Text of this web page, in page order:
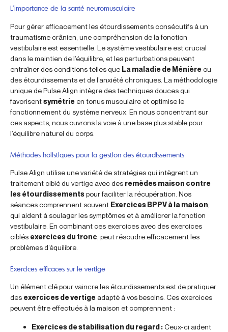
L’importance de la santé neuromusculaire
Pour gérer efficacement les étourdissements consécutifs à un
traumatisme crânien, une compréhension de la fonction
vestibulaire est essentielle. Le système vestibulaire est crucial
dans le maintien de l’équilibre, et les perturbations peuvent
entraîner des conditions telles que La maladie de Ménièreou
des étourdissements et de l’anxiété chroniques. La méthodologie
unique de Pulse Align intègre des techniques douces qui
favorisentsymétrieen tonus musculaire et optimise le
fonctionnement du système nerveux. En nous concentrant sur
ces aspects, nous ouvrons la voie à une base plus stable pour
l’équilibre naturel du corps.
Méthodes holistiques pour la gestion des étourdissements
Pulse Align utilise une variété de stratégies qui intègrent un
traitement ciblé du vertige avec des remèdes maison contre
les étourdissementspour faciliter la récupération. Nos
séances comprennent souvent Exercices BPPV à la maison
qui aident à soulager les symptômes et à améliorer la fonction
vestibulaire. En combinant ces exercices avec des exercices
ciblés exercices du tronc , peut résoudre efficacement les
problèmes d’équilibre.
Exercices efficaces sur le vertige
Un élément clé pour vaincre les étourdissements est de pratiquer
des exercices de vertige adapté à vos besoins. Ces exercices
peuvent être effectués à la maison et comprennent :
Exercices de stabilisation du regard :Ceux-ci aident